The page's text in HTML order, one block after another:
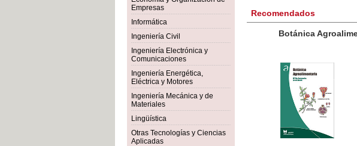
Empresas
Informática
Ingeniería Civil
Ingeniería Electrónica y
Comunicaciones
Ingeniería Energética,
Eléctrica y Motores
Ingeniería Mecánica y de
Materiales
Lingüística
Otras Tecnologías y Ciencias
Aplicadas
Recomendados
Botánica Agroalimentaria